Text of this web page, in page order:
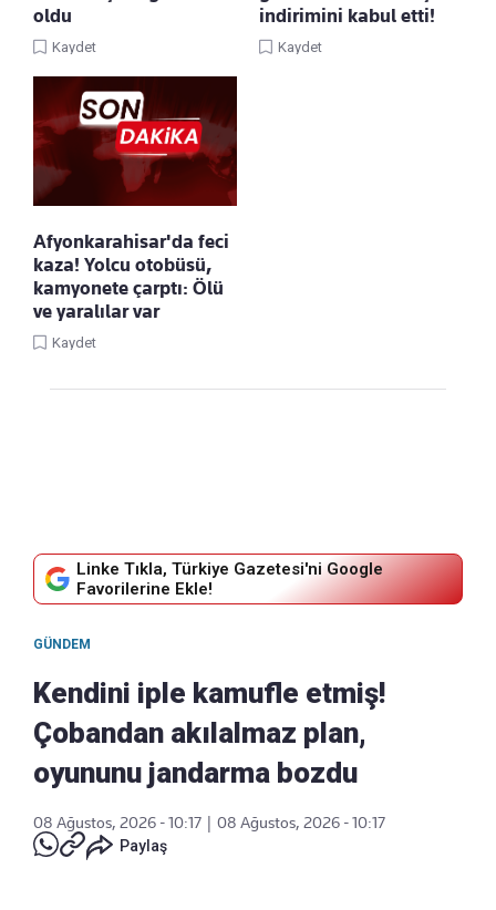
oldu
Kaydet
indirimini kabul etti!
Kaydet
Afyonkarahisar'da feci
kaza! Yolcu otobüsü,
kamyonete çarptı: Ölü
ve yaralılar var
Kaydet
Linke Tıkla, Türkiye Gazetesi'ni Google
Favorilerine Ekle!
GÜNDEM
Kendini iple kamufle etmiş!
Çobandan akılalmaz plan,
oyununu jandarma bozdu
08 Ağustos, 2026 - 10:17
08 Ağustos, 2026 - 10:17
Paylaş